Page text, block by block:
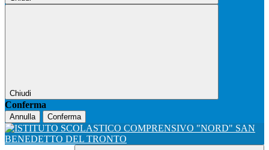
Chiudi
Conferma
Annulla Conferma